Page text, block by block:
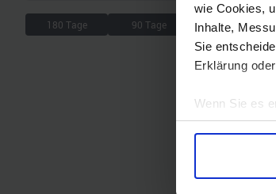
wie Cookies,
Inhalte,
Sie
Erklärung
Wenn Sie es
Erfahren Sie
180 Tage 90 Tage 30 Tage